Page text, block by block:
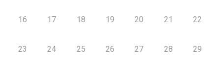
16 17 18 19 20 21 22
23 24 25 26 27 28 29